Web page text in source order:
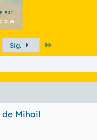
Sig.
de Mihail